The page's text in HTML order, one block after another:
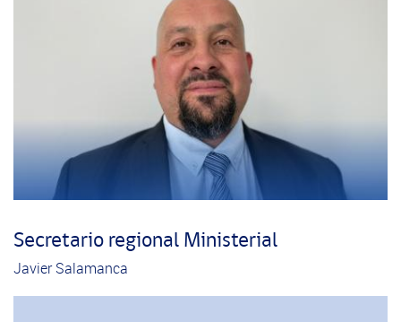
Secretario regional Ministerial
Javier Salamanca